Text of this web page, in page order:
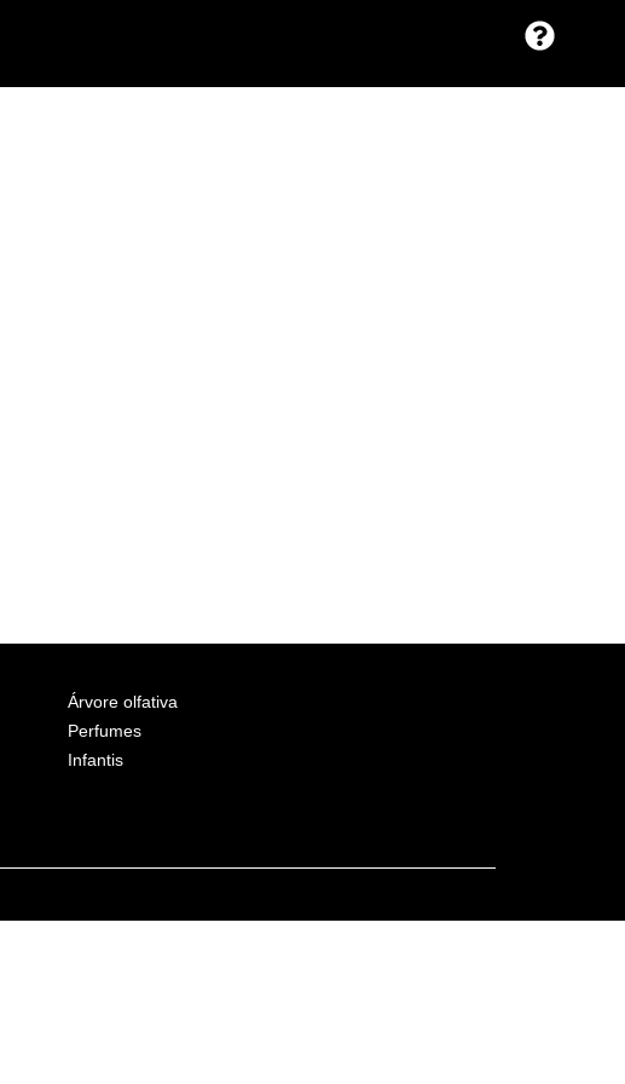
Árvore olfativa
Perfumes
Infantis